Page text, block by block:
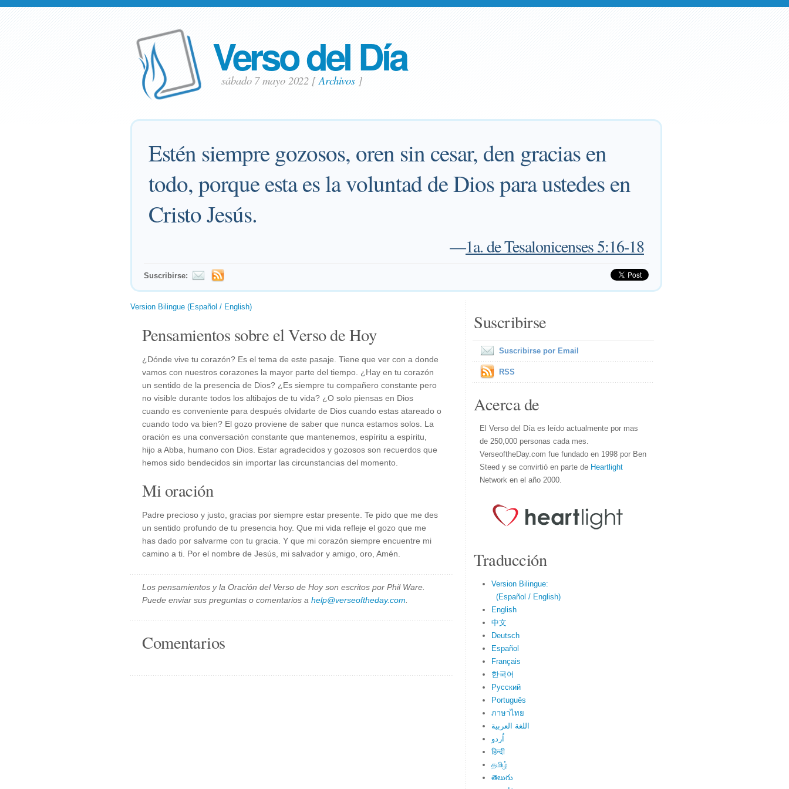
Verso del Día
sábado 7 mayo 2022 [Archivos ]
Estén siempre gozosos, oren sin cesar, den gracias en
todo, porque esta es la voluntad de Dios para ustedes en
Cristo Jesús.
—1a. de Tesalonicenses 5:16-18
Suscribirse:
Version Bilingue (Español / English)
Pensamientos sobre el Verso de Hoy
¿Dónde vive tu corazón? Es el tema de este pasaje. Tiene que ver con a donde
vamos con nuestros corazones la mayor parte del tiempo. ¿Hay en tu corazón
un sentido de la presencia de Dios? ¿Es siempre tu compañero constante pero
no visible durante todos los altibajos de tu vida? ¿O solo piensas en Dios
cuando es conveniente para después olvidarte de Dios cuando estas atareado o
cuando todo va bien? El gozo proviene de saber que nunca estamos solos. La
oración es una conversación constante que mantenemos, espíritu a espíritu,
hijo a Abba, humano con Dios. Estar agradecidos y gozosos son recuerdos que
hemos sido bendecidos sin importar las circunstancias del momento.
Mi oración
Padre precioso y justo, gracias por siempre estar presente. Te pido que me des
un sentido profundo de tu presencia hoy. Que mi vida refleje el gozo que me
has dado por salvarme con tu gracia. Y que mi corazón siempre encuentre mi
camino a ti. Por el nombre de Jesús, mi salvador y amigo, oro, Amén.
Los pensamientos y la Oración del Verso de Hoy son escritos por Phil Ware.
Puede enviar sus preguntas o comentarios a help@verseoftheday.com
Comentarios
Suscribirse
Suscribirse por Email
RSS
Acerca de
El Verso del Día es leído actualmente por mas
de 250,000 personas cada mes.
VerseoftheDay.com fue fundado en 1998 por Ben
Steed y se convirtió en parte de Heartlight
Network en el año 2000.
Traducción
Version Bilingue:
(Español / English)
English
中文
Deutsch
Español
Français
한국어
Русский
Português
ภาษาไทย
اللغة العربية
اُردو
हिन्दी
தமிழ்
తెలుగు